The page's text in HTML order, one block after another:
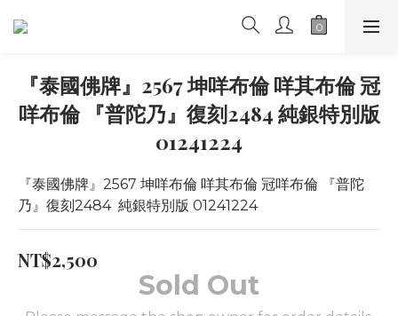
『泰國佛牌』2567 坤咩布倫 咩其布倫 冠
咩布倫 『普陀乃』復刻2484 純銀特別版
01241224
『泰國佛牌』2567 坤咩布倫 咩其布倫 冠咩布倫 『普陀
乃』復刻2484  純銀特別版 01241224
NT$2,500
Sold Out